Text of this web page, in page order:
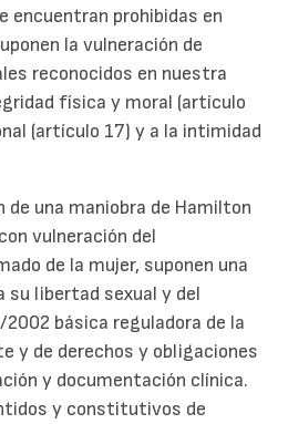
encuentran prohibidas en
la vulneración de
reconocidos en nuestra
física y moral (artículo
(artículo 17) y a la intimidad
de una maniobra de Hamilton
vulneración del
de la mujer, suponen una
su libertad sexual y del
básica reguladora de la
y de derechos y obligaciones
y documentación clínica.
y constitutivos de